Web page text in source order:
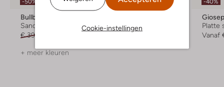
Cookie-instellingen
-50%
Bullboxer
Sandalen
€ 39,95
+ meer kleuren
-40%
Sandalen
-40%
Platte
Vanaf